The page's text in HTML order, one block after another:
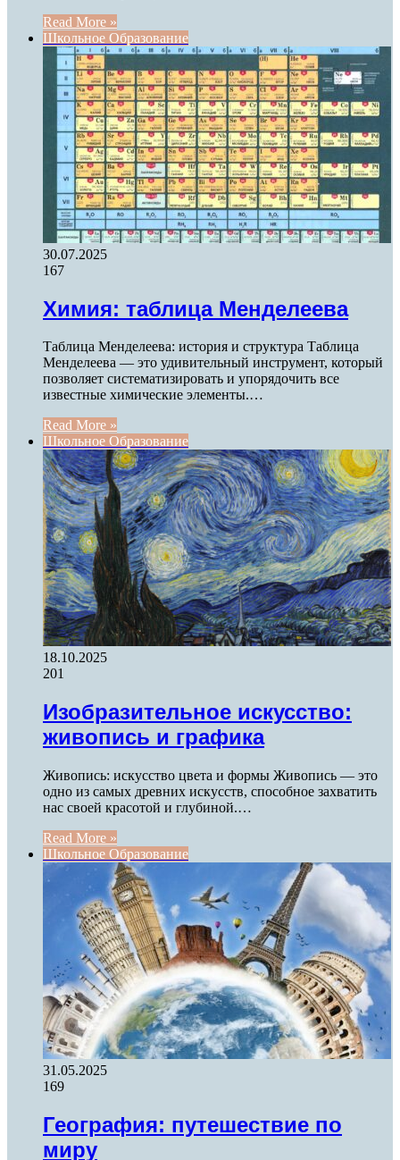
Read More »
Школьное Образование
30.07.2025
167
Химия: таблица Менделеева
Таблица Менделеева: история и структура Таблица
Менделеева — это удивительный инструмент, который
позволяет систематизировать и упорядочить все
известные химические элементы.…
Read More »
Школьное Образование
18.10.2025
201
Изобразительное искусство:
живопись и графика
Живопись: искусство цвета и формы Живопись — это
одно из самых древних искусств, способное захватить
нас своей красотой и глубиной.…
Read More »
Школьное Образование
31.05.2025
169
География: путешествие по
миру